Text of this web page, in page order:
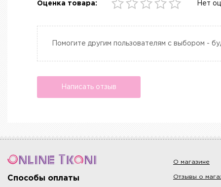
Оценка товара: Нет
Помогите другим пользователям с выбором -
Написать отзыв
Способы оплаты
О магазине
Отзывы о